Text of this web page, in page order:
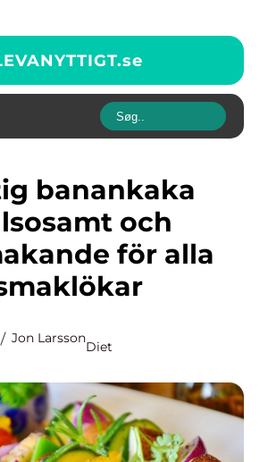
se
och
för alla
Jon Larsson
Diet